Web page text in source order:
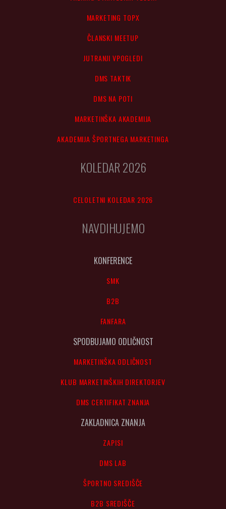
MARKETING TOPX
ČLANSKI MEETUP
JUTRANJI VPOGLEDI
DMS TAKTIK
DMS NA POTI
MARKETINŠKA AKADEMIJA
AKADEMIJA ŠPORTNEGA MARKETINGA
KOLEDAR 2026
CELOLETNI KOLEDAR 2026
NAVDIHUJEMO
KONFERENCE
SMK
B2B
FANFARA
SPODBUJAMO ODLIČNOST
MARKETINŠKA ODLIČNOST
KLUB MARKETINŠKIH DIREKTORJEV
DMS CERTIFIKAT ZNANJA
ZAKLADNICA ZNANJA
ZAPISI
DMS LAB
ŠPORTNO SREDIŠČE
B2B SREDIŠČE